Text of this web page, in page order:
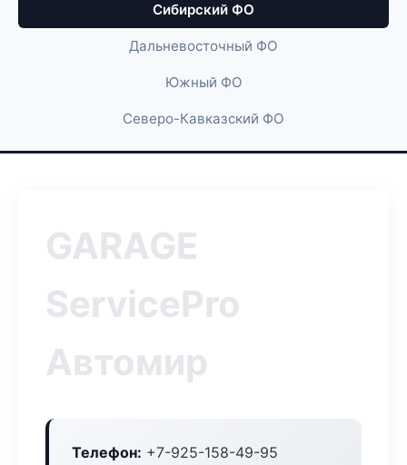
Сибирский ФО
Дальневосточный ФО
Южный ФО
Северо-Кавказский ФО
GARAGE
ServicePro
Автомир
Телефон: +7-925-158-49-95